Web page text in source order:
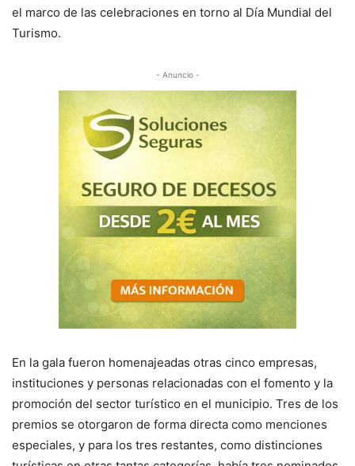
el marco de las celebraciones en torno al Día Mundial del
Turismo.
- Anuncio -
En la gala fueron homenajeadas otras cinco empresas,
instituciones y personas relacionadas con el fomento y la
promoción del sector turístico en el municipio. Tres de los
premios se otorgaron de forma directa como menciones
especiales, y para los tres restantes, como distinciones